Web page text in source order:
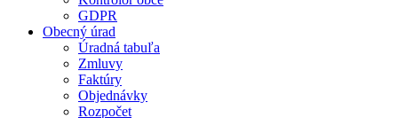
GDPR
Obecný úrad
Úradná tabuľa
Zmluvy
Faktúry
Objednávky
Rozpočet